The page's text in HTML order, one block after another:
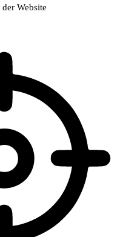
Website